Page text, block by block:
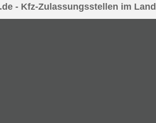
- Kfz-Zulassungsstellen im